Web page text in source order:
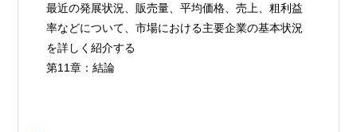
最近の発展状況、販売量、平均価格、売上、粗利益
率などについて、市場における主要企業の基本状況
を詳しく紹介する
第11章：結論